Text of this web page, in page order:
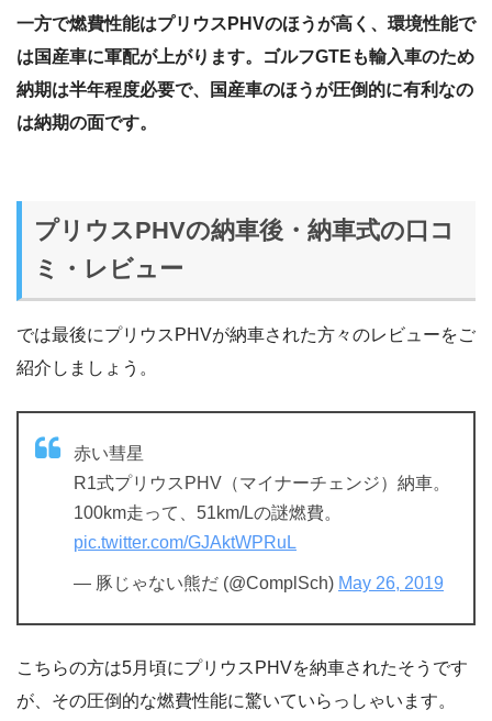
一方で燃費性能はプリウスPHVのほうが高く、環境性能で
は国産車に軍配が上がります。ゴルフGTEも輸入車のため
納期は半年程度必要で、国産車のほうが圧倒的に有利なの
は納期の面です。
プリウスPHVの納車後・納車式の口コ
ミ・レビュー
では最後にプリウスPHVが納車された方々のレビューをご
紹介しましょう。
赤い彗星
R1式プリウスPHV（マイナーチェンジ）納車。
100km走って、51km/Lの謎燃費。
pic.twitter.com/GJAktWPRuL
— 豚じゃない熊だ (@ComplSch) May 26, 2019
こちらの方は5月頃にプリウスPHVを納車されたそうです
が、その圧倒的な燃費性能に驚いていらっしゃいます。